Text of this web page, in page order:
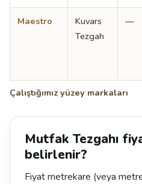
Çalıştığımız yüzey markaları
Maestro
Kuvars
Tezgah
—
Mutfak Tezgahı
belirlenir?
Fiyat metrekare (veya